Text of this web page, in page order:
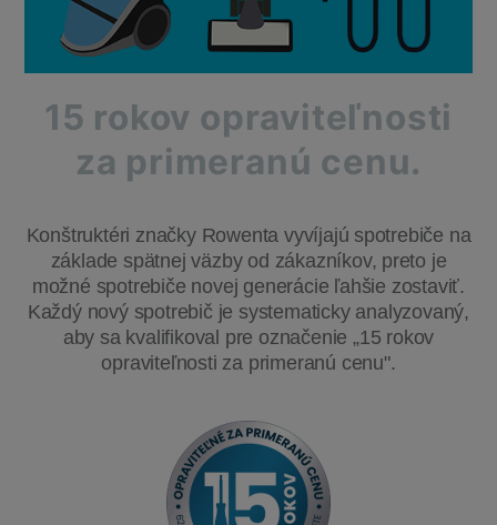
15 rokov opraviteľnosti
za primeranú cenu.
Konštruktéri značky Rowenta vyvíjajú spotrebiče na
základe spätnej väzby od zákazníkov, preto je
možné spotrebiče novej generácie ľahšie zostaviť.
Každý nový spotrebič je systematicky analyzovaný,
aby sa kvalifikoval pre označenie „15 rokov
opraviteľnosti za primeranú cenu".